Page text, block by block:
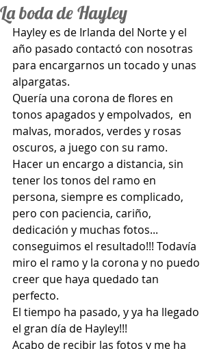
La boda de Hayley
Hayley es de Irlanda del Norte y el
año pasado contactó con nosotras
para encargarnos un tocado y unas
alpargatas.
Quería una corona de flores en
tonos apagados y empolvados,  en
malvas, morados, verdes y rosas
oscuros, a juego con su ramo.
Hacer un encargo a distancia, sin
tener los tonos del ramo en
persona, siempre es complicado,
pero con paciencia, cariño,
dedicación y muchas fotos...
conseguimos el resultado!!! Todavía
miro el ramo y la corona y no puedo
creer que haya quedado tan
perfecto.
El tiempo ha pasado, y ya ha llegado
el gran día de Hayley!!!
Acabo de recibir las fotos y me ha